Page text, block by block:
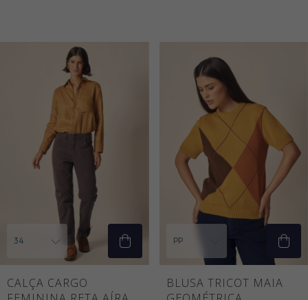
CALÇA CARGO
BLUSA TRICOT MAIA